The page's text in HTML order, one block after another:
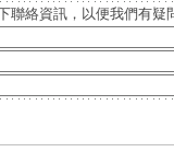
聯絡資訊，以便我們有疑